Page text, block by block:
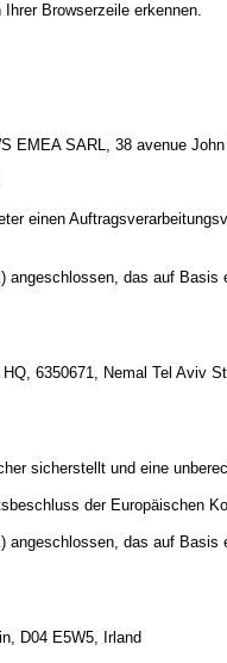
Browserzeile erkennen.
EMEA SARL, 38 avenue
einen
das auf
6350671, Nemal Tel Aviv
sicherstellt und eine
der Europäischen
das auf
D04 E5W5, Irland